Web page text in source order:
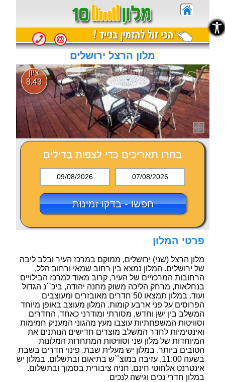
מלון הרצל ירושלים
ציון
8.43
בחרו תאריכים כדי לצפות בדילים
09/08/2026 07/08/2026
חפשו - בדקו זמינות
פרטי המלון
מלון הרצל (שני) ירושלים, ממוקם במרכז העיר ובלב ליבה
של ירושלים. המלון נמצא בין רחוב שמאי ורחוב הלל,
הרחובות המרכזיים של העיר, קרוב מאוד למרכז הבילויים
בנחלאות, מרחק הליכה משוק מחנה יהודה, ביכ``נ הגדול
ועוד. במלון תמצאו 50 חדרים מאובזרים ומעוצבים
הפרוסים על פני ארבע קומות. המלון מעוצב באופן מיוחד
המשלב בין ישן וחדש, מסורתי ומודרני כאחד, החדרים
וסוויטות המשפחתיות עוצבו מעץ מהגוני המעניק חמימות
ואינטימיות לחדר המשלב מוצרים חדישים הנותנים את
המיוחדות של מלון שני וסוויטות המתחרות המלונות
הטובים ביותר. במלון יש מעלית שבת. פינוי חדרים בשבת
בשעה 11:00, עזיבה במוצ``ש בתיאום ובתשלום. במלון יש
אינטרנט אלחוטי חינם. חניה ציבורית בסמוך ובתשלום.
במלון חדרי נכים וגישה לנכים
נגישות
נגישות